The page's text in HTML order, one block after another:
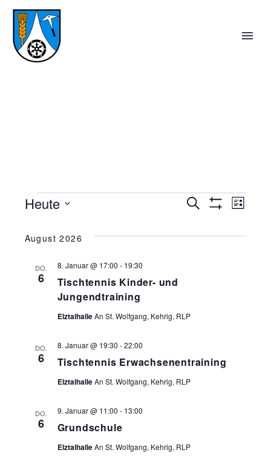
VERANSTALTUNGEN
SUCHE
Suche Liste
Heute
wählen.
August 2026
DO.
6
Tischtennis Kinder- und
Jungendtraining
8. Januar @ 17:00 - 19:30
ElztalhalleAn St. Wolfgang, Kehrig, RLP
DO.
6 Tischtennis Erwachsenentraining
8. Januar @ 19:30 -22:00
ElztalhalleAn St. Wolfgang, Kehrig, RLP
DO.
6 Grundschule
9. Januar @ 11:00 - 13:00
ElztalhalleAn St. Wolfgang, Kehrig, RLP